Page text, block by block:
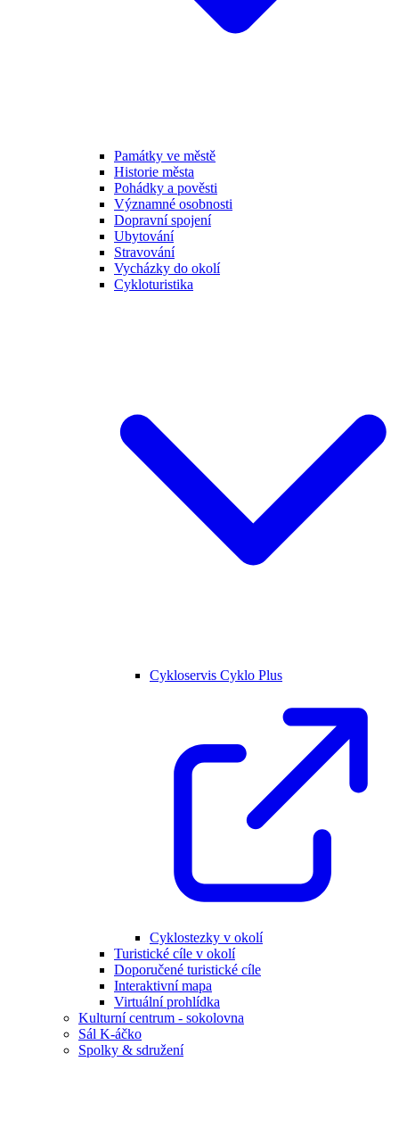
Památky ve městě
Historie města
Pohádky a pověsti
Významné osobnosti
Dopravní spojení
Ubytování
Stravování
Vycházky do okolí
Cykloturistika
Cykloservis Cyklo Plus
Cyklostezky v okolí
Turistické cíle v okolí
Doporučené turistické cíle
Interaktivní mapa
Virtuální prohlídka
Kulturní centrum - sokolovna
Sál K-áčko
Spolky & sdružení